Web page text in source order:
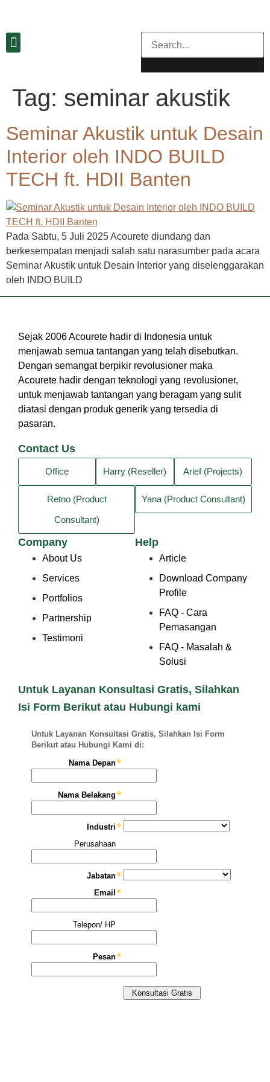
Tag: seminar akustik
Seminar Akustik untuk Desain
Interior oleh INDO BUILD
TECH ft. HDII Banten
Pada Sabtu, 5 Juli 2025 Acourete diundang dan
berkesempatan menjadi salah satu narasumber pada acara
Seminar Akustik untuk Desain Interior yang diselenggarakan
oleh INDO BUILD
Sejak 2006 Acourete hadir di Indonesia untuk
menjawab semua tantangan yang telah disebutkan.
Dengan semangat berpikir revolusioner maka
Acourete hadir dengan teknologi yang revolusioner,
untuk menjawab tantangan yang beragam yang sulit
diatasi dengan produk generik yang tersedia di
pasaran.
Contact Us
Office Harry (Reseller) Arief (Projects)
Retno (Product
Consultant)
Yana (Product Consultant)
Company
About Us
Services
Portfolios
Partnership
Testimoni
Help
Article
Download Company
Profile
FAQ - Cara
Pemasangan
FAQ - Masalah &
Solusi
Untuk Layanan Konsultasi Gratis, Silahkan
Isi Form Berikut atau Hubungi kami